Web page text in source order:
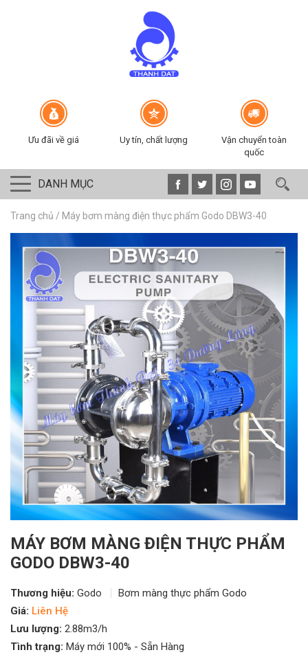
Ưu đãi về giá Uy tín, chất lượng
Vận chuyển toàn
quốc
DANH MỤC
Trang chủ / Máy bơm màng điện thực phẩm Godo DBW3-40
MÁY BƠM MÀNG ĐIỆN THỰC PHẨM
GODO DBW3-40
Thương hiệu: Godo
Bơm màng thực phẩm Godo
Giá: Liên Hệ
Lưu lượng: 2.88m3/h
Tình trạng: Máy mới 100% - Sẵn Hàng